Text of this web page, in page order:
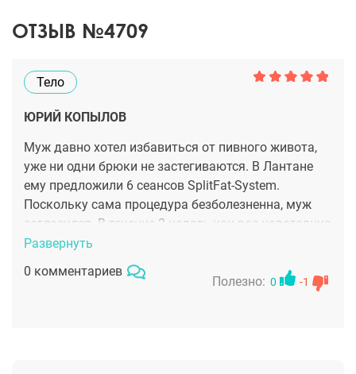
ОТЗЫВ №4709
Тело
ЮРИЙ КОПЫЛОВ
Муж давно хотел избавиться от пивного живота,
уже ни одни брюки не застегиваются. В Лантане
ему предложили 6 сеансов SplitFat-System.
Поскольку сама процедура безболезненна, муж
согласился. В течение 2 недель,как раз новогодние
каникулы пригодились, он и сделал. Теперь и
посмотреть приятно:молодой, подтянутый.
Результат прекрасный!
Развернуть
0 комментариев
Полезно: 0 -1